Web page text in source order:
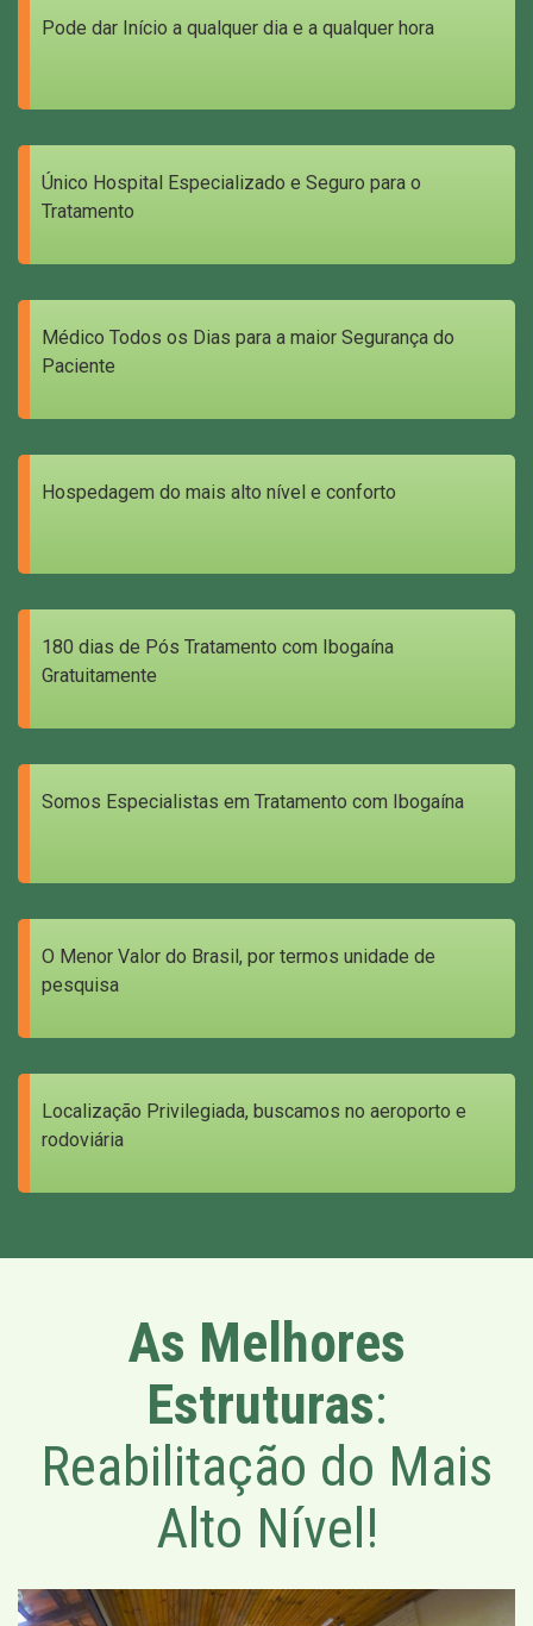
Pode dar Início a qualquer dia e a qualquer hora
Único Hospital Especializado e Seguro para o
Tratamento
Médico Todos os Dias para a maior Segurança do
Paciente
Hospedagem do mais alto nível e conforto
180 dias de Pós Tratamento com Ibogaína
Gratuitamente
Somos Especialistas em Tratamento com Ibogaína
O Menor Valor do Brasil, por termos unidade de
pesquisa
Localização Privilegiada, buscamos no aeroporto e
rodoviária
As Melhores
Estruturas:
Reabilitação do Mais
Alto Nível!